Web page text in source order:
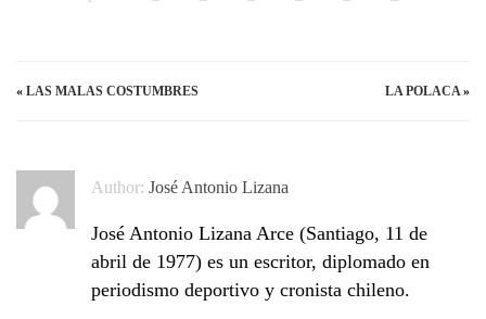
« LAS MALAS COSTUMBRES LA POLACA»
Author:José Antonio Lizana
José Antonio Lizana Arce (Santiago, 11 de
abril de 1977) es un escritor, diplomado en
periodismo deportivo y cronista chileno.